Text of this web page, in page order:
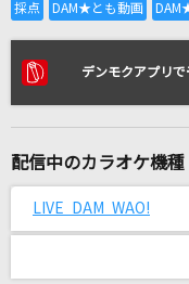
リアルタ
桑田佳祐
Dream-
デンモクアプリで
配信中のカラオケ機種
LIVE DAM WAO!